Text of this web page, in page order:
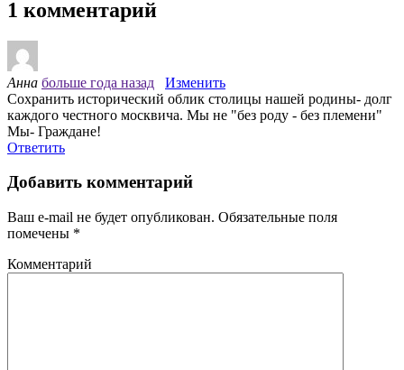
1 комментарий
Анна больше года назад
Изменить
Сохранить исторический облик столицы нашей родины- долг
каждого честного москвича. Мы не "без роду - без племени"
Мы- Граждане!
Ответить
Добавить комментарий
Ваш e-mail не будет опубликован. Обязательные поля
помечены *
Комментарий